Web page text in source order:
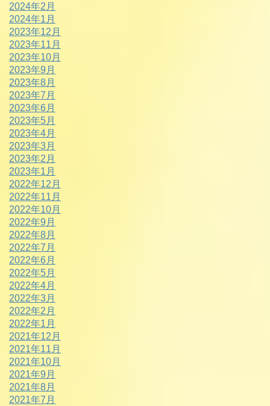
2024年2月
2024年1月
2023年12月
2023年11月
2023年10月
2023年9月
2023年8月
2023年7月
2023年6月
2023年5月
2023年4月
2023年3月
2023年2月
2023年1月
2022年12月
2022年11月
2022年10月
2022年9月
2022年8月
2022年7月
2022年6月
2022年5月
2022年4月
2022年3月
2022年2月
2022年1月
2021年12月
2021年11月
2021年10月
2021年9月
2021年8月
2021年7月